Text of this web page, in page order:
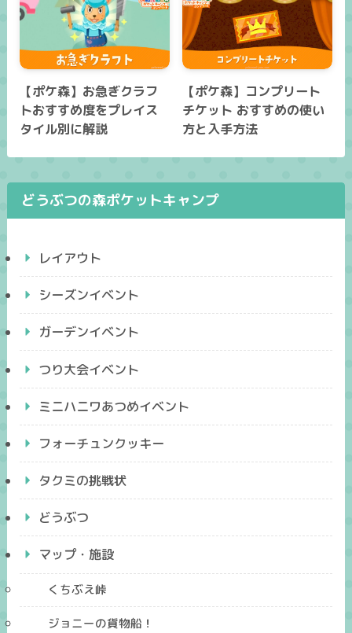
【ポケ森】お急ぎクラフ
トおすすめ度をプレイス
タイル別に解説
【ポケ森】コンプリート
チケット おすすめの使い
方と入手方法
どうぶつの森ポケットキャンプ
レイアウト
シーズンイベント
ガーデンイベント
つり大会イベント
ミニハニワあつめイベント
フォーチュンクッキー
タクミの挑戦状
どうぶつ
マップ・施設
くちぶえ峠
ジョニーの貨物船！